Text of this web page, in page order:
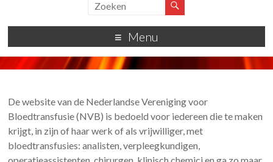
Menu
De website van de Nederlandse Vereniging voor
Bloedtransfusie (NVB) is bedoeld voor iedereen die te maken
krijgt, in zijn of haar werk of als vrijwilliger, met
bloedtransfusies: analisten, verpleegkundigen,